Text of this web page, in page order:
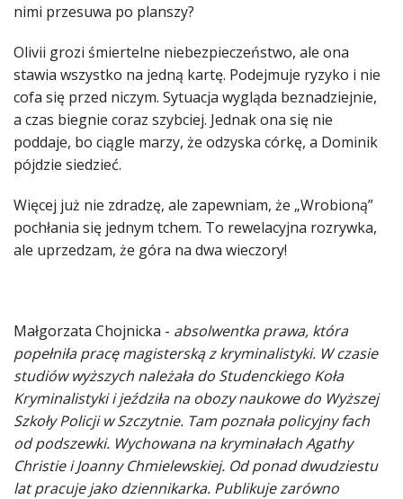
nimi przesuwa po planszy?
Olivii grozi śmiertelne niebezpieczeństwo, ale ona
stawia wszystko na jedną kartę. Podejmuje ryzyko i nie
cofa się przed niczym. Sytuacja wygląda beznadziejnie,
a czas biegnie coraz szybciej. Jednak ona się nie
poddaje, bo ciągle marzy, że odzyska córkę, a Dominik
pójdzie siedzieć.
Więcej już nie zdradzę, ale zapewniam, że „Wrobioną”
pochłania się jednym tchem. To rewelacyjna rozrywka,
ale uprzedzam, że góra na dwa wieczory!
Małgorzata Chojnicka - absolwentka prawa, która
popełniła pracę magisterską z kryminalistyki. W czasie
studiów wyższych należała do Studenckiego Koła
Kryminalistyki i jeździła na obozy naukowe do Wyższej
Szkoły Policji w Szczytnie. Tam poznała policyjny fach
od podszewki. Wychowana na kryminałach Agathy
Christie i Joanny Chmielewskiej. Od ponad dwudziestu
lat pracuje jako dziennikarka. Publikuje zarówno